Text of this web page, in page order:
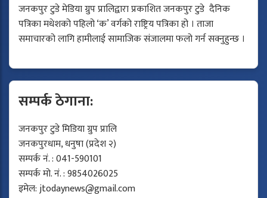
जनकपुर टुडे मेडिया ग्रुप प्रालिद्वारा प्रकाशित जनकपुर टुडे दैनिक
पत्रिका मधेशको पहिलो ‘क’ वर्गको राष्ट्रिय पत्रिका हो । ताजा
समाचारको लागि हामीलाई सामाजिक संजालमा फलो गर्न सक्नुहुन्छ ।
सम्पर्क ठेगाना:
जनकपुर टुडे मिडिया ग्रुप प्रालि
जनकपुरधाम, धनुषा (प्रदेश २)
सम्पर्क नं. : 041-590101
सम्पर्क मो. नं. : 9854026025
इमेल:jtodaynews@gmail.com